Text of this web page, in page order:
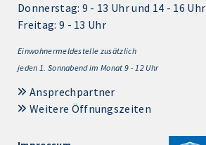
Donnerstag: 9 - 13 Uhr und 14 - 16 Uhr
Freitag: 9 - 13 Uhr
Einwohnermeldestelle zusätzlich
jeden 1. Sonnabend im Monat 9 - 12 Uhr
Ansprechpartner
Weitere Öffnungszeiten